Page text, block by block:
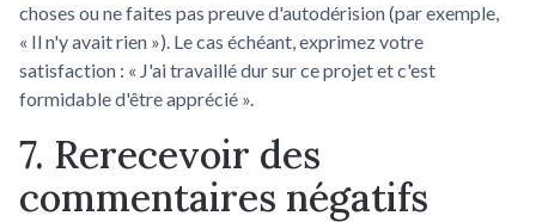
choses ou ne faites pas preuve d'autodérision (par exemple,
« Il n'y avait rien »). Le cas échéant, exprimez votre
satisfaction : « J'ai travaillé dur sur ce projet et c'est
formidable d'être apprécié ».
7. Rerecevoir des
commentaires négatifs